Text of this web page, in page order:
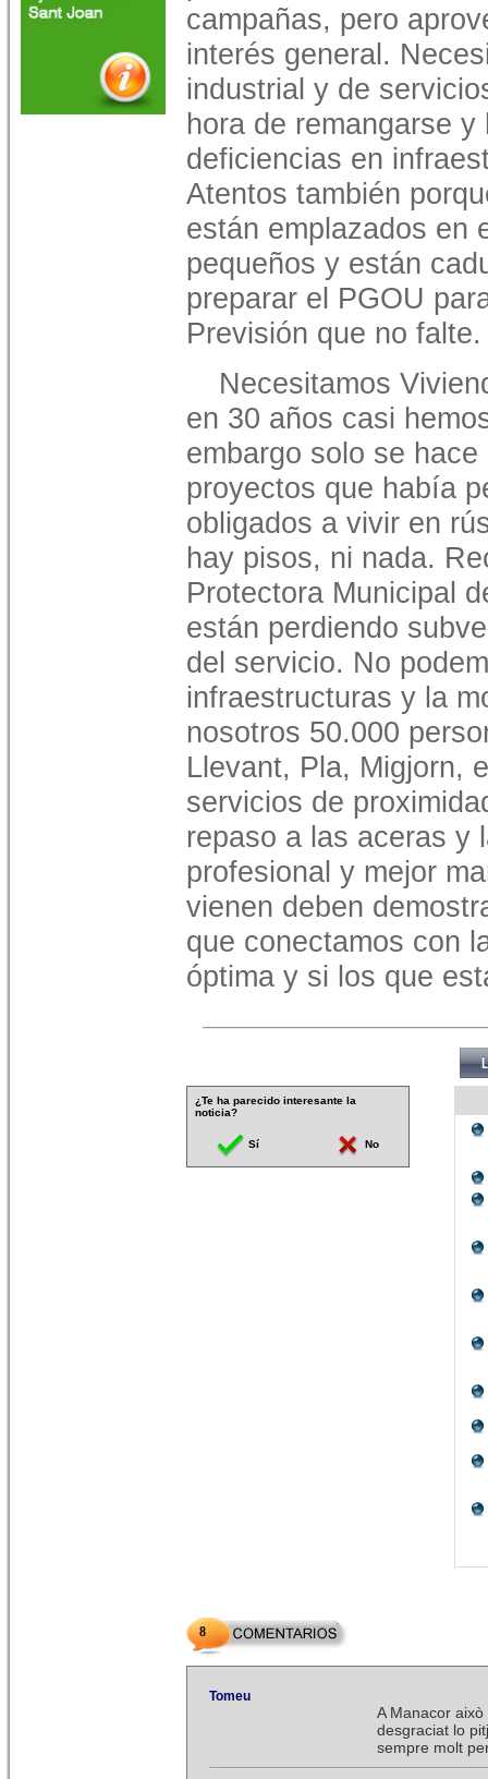
campañas, pero
interés general.
industrial y de
hora de remangarse
deficiencias en
Atentos también
están emplazados en
pequeños y están
preparar el PGOU
Previsión que no falte.
Necesitamos
en 30 años casi
embargo solo se
proyectos que había
obligados a vivir en
hay pisos, ni nada.
Protectora Municipal
están perdiendo
del servicio. No
infraestructuras y la
nosotros 50.000
Llevant, Pla, Migjorn,
servicios de
repaso a las aceras y
profesional y mejor
vienen deben
que conectamos con
óptima y si los que
¿Te ha parecido interesante la
noticia?
Sí No
8
Tomeu
A Manacor
desgraciat lo
sempre molt